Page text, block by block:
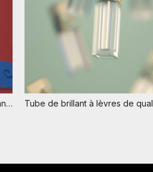
Le nouveau plastique de tube de brillant à lèvres d'emballage cosmétique écologique de glaçage de lèvre esthétique avec la brosse